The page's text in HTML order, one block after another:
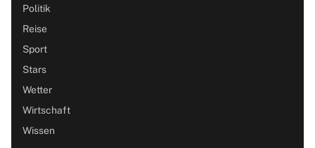
Politik
Reise
Sport
Stars
Wetter
Wirtschaft
Wissen